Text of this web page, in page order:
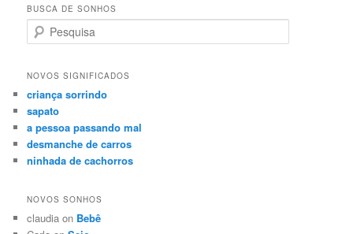
BUSCA DE SONHOS
Search
NOVOS SIGNIFICADOS
criança sorrindo
sapato
a pessoa passando mal
desmanche de carros
ninhada de cachorros
NOVOS SONHOS
claudia on Bebê